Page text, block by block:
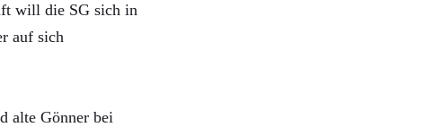
will die SG sich in
auf sich
alte Gönner bei